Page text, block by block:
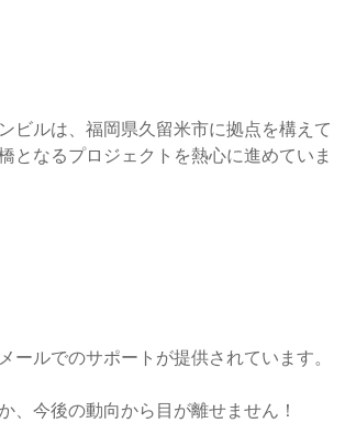
ビルは、福岡県久留米市に拠点を構えて
となるプロジェクトを熱心に進めていま
ルでのサポートが提供されています。
、今後の動向から目が離せません！